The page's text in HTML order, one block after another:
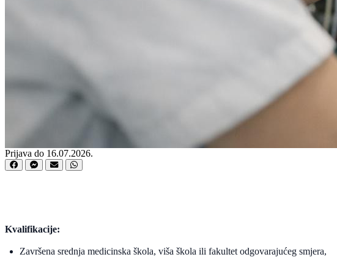
Prijava do 16.07.2026.
Kvalifikacije:
Završena srednja medicinska škola, viša škola ili fakultet odgovarajućeg smjera,